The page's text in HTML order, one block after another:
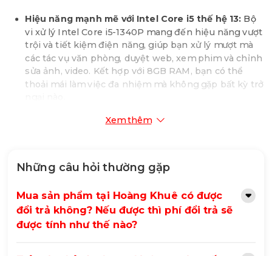
Hiệu năng mạnh mẽ với Intel Core i5 thế hệ 13: Bộ
vi xử lý Intel Core i5-1340P mang đến hiệu năng vượt
trội và tiết kiệm điện năng, giúp bạn xử lý mượt mà
các tác vụ văn phòng, duyệt web, xem phim và chỉnh
sửa ảnh, video. Kết hợp với 8GB RAM, bạn có thể
thoải mái làm việc đa nhiệm mà không gặp bất kỳ trở
512GB PCIe NVMe mang lại tốc độ khởi động máy và
liệu, hình ảnh và video.
Màn hình 15.6 inch FHD cảm ứng sắc nét:
15.6 inch với độ phân giải Full HD (1920 x 1080) và
công nghệ cảm ứng mang đến trải nghiệm tương tác
trực quan và linh hoạt. Công nghệ chống chói giúp
giảm thiểu sự phản chiếu ánh sáng, bảo vệ mắt và
kiện ánh sáng khác nhau.
Xem thêm
Những câu hỏi thường gặp
Mua sản phẩm tại Hoàng Khuê có được
đổi trả không? Nếu được thì phí đổi trả sẽ
được tính như thế nào?